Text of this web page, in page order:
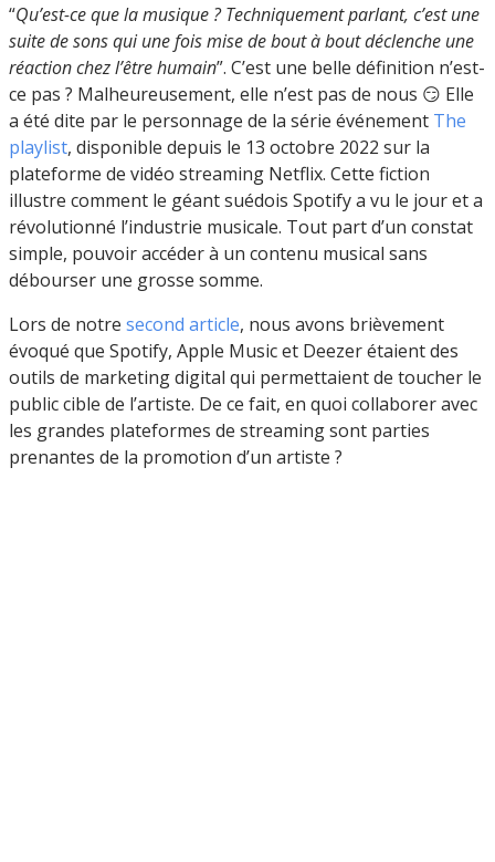
“Qu’est-ce que la musique ? Techniquement parlant, c’est une
suite de sons qui une fois mise de bout à bout déclenche une
réaction chez l’être humain”. C’est une belle définition n’est-
ce pas ? Malheureusement, elle n’est pas de nous 😏 Elle
a été dite par le personnage de la série événement The
playlist, disponible depuis le 13 octobre 2022 sur la
plateforme de vidéo streaming Netflix. Cette fiction
illustre comment le géant suédois Spotify a vu le jour et a
révolutionné l’industrie musicale. Tout part d’un constat
simple, pouvoir accéder à un contenu musical sans
débourser une grosse somme.
Lors de notre second article, nous avons brièvement
évoqué que Spotify, Apple Music et Deezer étaient des
outils de marketing digital qui permettaient de toucher le
public cible de l’artiste. De ce fait, en quoi collaborer avec
les grandes plateformes de streaming sont parties
prenantes de la promotion d’un artiste ?